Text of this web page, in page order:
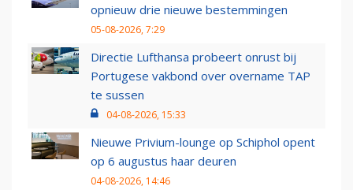
opnieuw drie nieuwe bestemmingen
05-08-2026, 7:29
Directie Lufthansa probeert onrust bij
Portugese vakbond over overname TAP
te sussen
04-08-2026, 15:33
Nieuwe Privium-lounge op Schiphol opent
op 6 augustus haar deuren
04-08-2026, 14:46